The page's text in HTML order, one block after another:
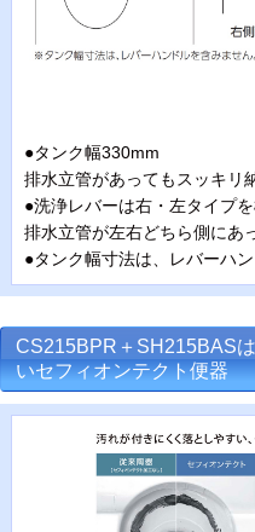
●タンク幅330mm
排水立管があってもスッキリ
●洗浄レバーは右・左タイプ
排水立管が左右どちら側にあ
●タンク幅寸法は、レバーハン
CS215BPR＋SH215BAS
いセフィオンテクト便器